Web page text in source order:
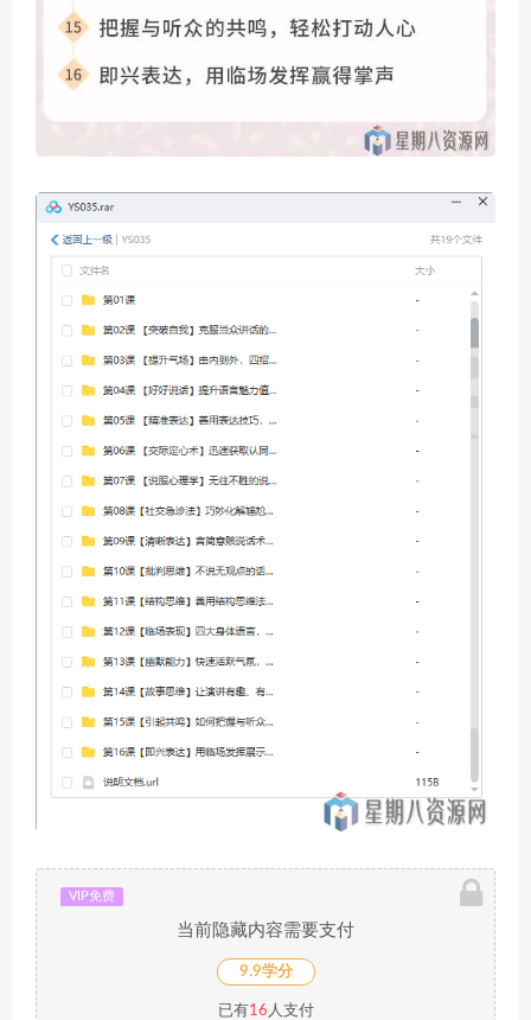
VIP免费
当前隐藏内容需要支付
9.9学分
已有16 人支付